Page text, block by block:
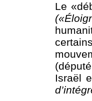
Le
Israël